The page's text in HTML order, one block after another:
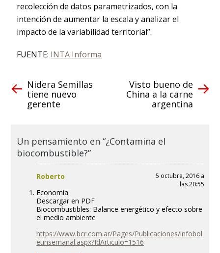
recolección de datos parametrizados, con la
intención de aumentar la escala y analizar el
impacto de la variabilidad territorial”.
FUENTE: INTA Informa
Nidera Semillas
tiene nuevo
gerente
Visto bueno de
China a la carne
argentina
Un pensamiento en “¿Contamina el
biocombustible?”
Roberto
5 octubre, 2016 a
las 20:55
Economía
Descargar en PDF
Biocombustibles: Balance energético y efecto sobre
el medio ambiente
https://www.bcr.com.ar/Pages/Publicaciones/infobol
etinsemanal.aspx?IdArticulo=1516